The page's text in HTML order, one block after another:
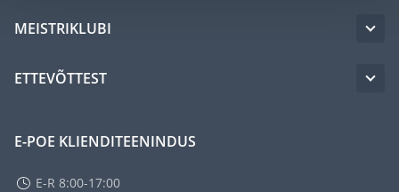
MEISTRIKLUBI
ETTEVÕTTEST
E-POE KLIENDITEENINDUS
E-R 8:00-17:00